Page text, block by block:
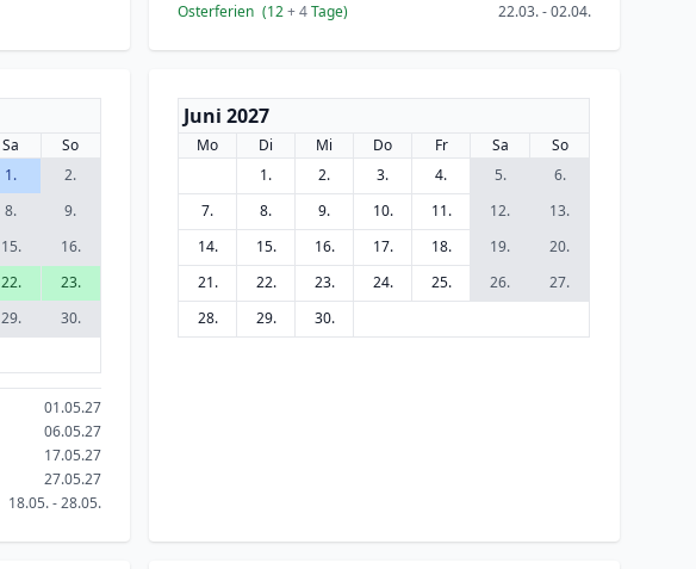
Osterferien (12+ 4Tage) 22.03. - 02.04.
Sa
So
1.
2.
8.
9.
15.
16.
22.
23.
29.
30.
01.05.27
06.05.27
17.05.27
27.05.27
18.05. - 28.05.
Juni 2027
Mo Di Mi Do Fr Sa
So
1.
2. 3. 4. 5.
6.
7.
8. 9. 10. 11. 12.
13.
14.
15. 16. 17. 18. 19.
20.
21.
22. 23. 24. 25. 26.
27.
28.
29. 30.